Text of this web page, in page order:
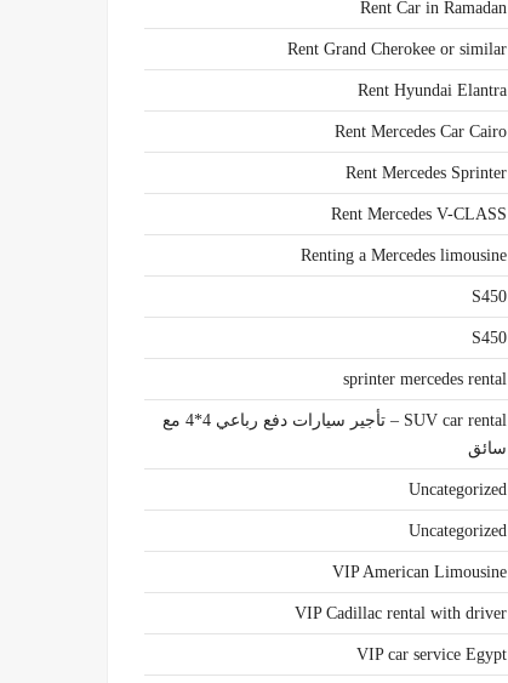
Rent Car in Ramadan
Rent Grand Cherokee or similar
Rent Hyundai Elantra
Rent Mercedes Car Cairo
Rent Mercedes Sprinter
Rent Mercedes V-CLASS
Renting a Mercedes limousine
S450
S450
sprinter mercedes rental
SUV car rental – تأجير سيارات دفع رباعي 4*4 مع
سائق
Uncategorized
Uncategorized
VIP American Limousine
VIP Cadillac rental with driver
VIP car service Egypt